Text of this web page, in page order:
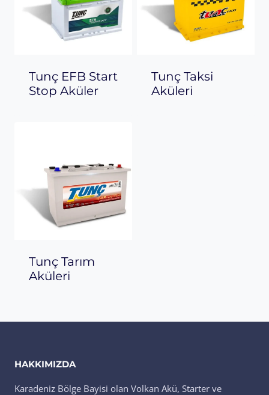
Tunç EFB Start
Stop Aküler
Tunç Taksi
Aküleri
Tunç Tarım
Aküleri
HAKKIMIZDA
Karadeniz Bölge Bayisi olan Volkan Akü, Starter ve